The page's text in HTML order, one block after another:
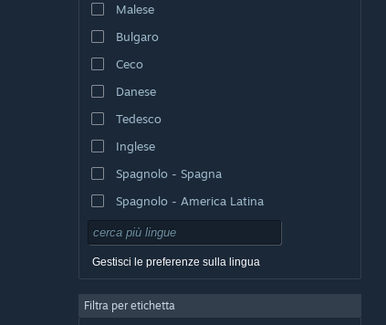
Malese
Bulgaro
Ceco
Danese
Tedesco
Inglese
Spagnolo - Spagna
Spagnolo - America Latina
Gestisci le preferenze sulla lingua
Filtra per etichetta